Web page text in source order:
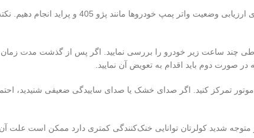
در این قسمت همچنین اشاره خواهیم کرد که چه علائمی ممکن است نشان‌دهنده
طی چند ساعت زیر خودرو را بررسی نمایید. اگر پس از گذشت مدت
دوم باید اقدام به تعویض آن نمایید.
تمرکز کنید. اگر صدای خشک یا صدای ساییدگی ضعیفی شنیدید،
متوجه شدید کولرتان توانایی خنک‌کنندگی کمتری دارد ممکن است